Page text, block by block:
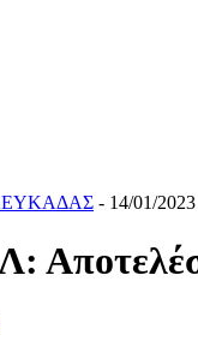
- 14/01/2023